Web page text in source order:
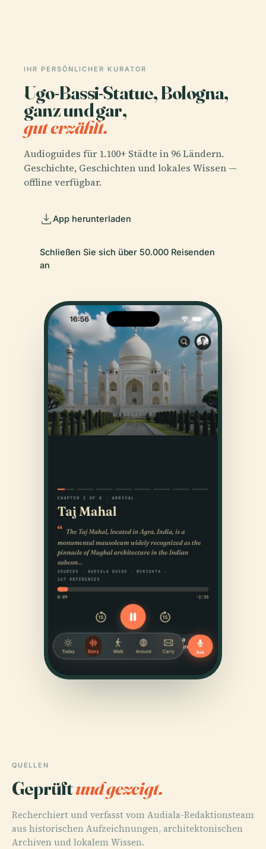
IHR PERSÖNLICHER KURATOR
Ugo-Bassi-Statue, Bologna,
ganz und gar,
gut erzählt.
Audioguides für 1.100+ Städte in 96 Ländern.
Geschichte, Geschichten und lokales Wissen —
offline verfügbar.
App herunterladen
Schließen Sie sich über 50.000 Reisenden
an
QUELLEN
Geprüftund gezeigt.
Recherchiert und verfasst vom Audiala-Redaktionsteam
aus historischen Aufzeichnungen, architektonischen
Archiven und lokalem Wissen.